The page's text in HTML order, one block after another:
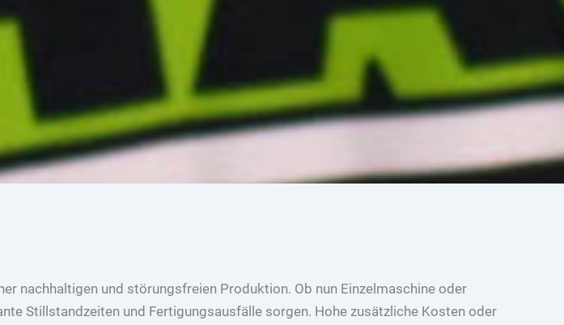
nachhaltigen und störungsfreien Produktion. Ob nun Einzelmaschine oder
Stillstandzeiten und Fertigungsausfälle sorgen. Hohe zusätzliche Kosten oder